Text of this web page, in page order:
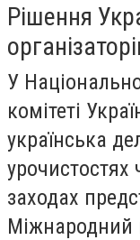
Рішення
У
комітеті
українська
урочистостях
заходах
Міжнародний